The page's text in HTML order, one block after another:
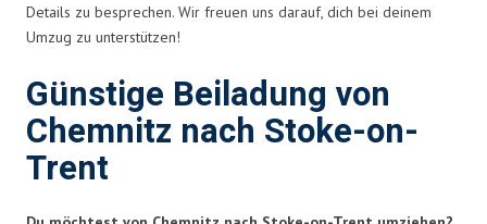
Details zu besprechen. Wir freuen uns darauf, dich bei deinem
Umzug zu unterstützen!
Günstige Beiladung von
Chemnitz nach Stoke-on-
Trent